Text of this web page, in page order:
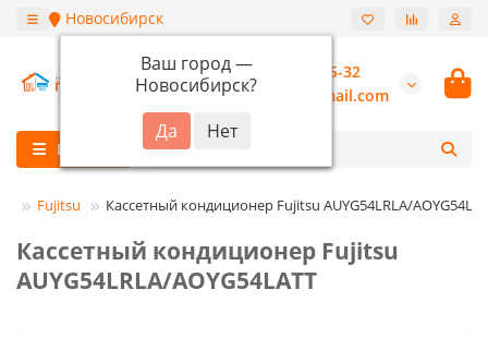
Новосибирск
Ваш город —
Новосибирск?
+7 (913) 987-55-32
burannsk@gmail.com
Каталог
Fujitsu Кассетный кондиционер Fujitsu AUYG54LRLA/
Кассетный кондиционер Fujitsu
AUYG54LRLA/AOYG54LATT